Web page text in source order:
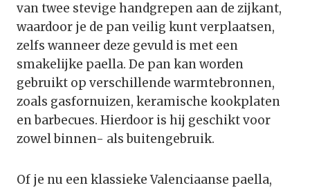
van twee stevige handgrepen aan de zijkant,
waardoor je de pan veilig kunt verplaatsen,
zelfs wanneer deze gevuld is met een
smakelijke paella. De pan kan worden
gebruikt op verschillende warmtebronnen,
zoals gasfornuizen, keramische kookplaten
en barbecues. Hierdoor is hij geschikt voor
zowel binnen- als buitengebruik.
Of je nu een klassieke Valenciaanse paella,